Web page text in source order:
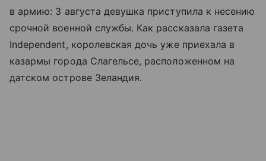
в армию: 3 августа девушка приступила к несению
срочной военной службы. Как рассказала газета
Independent, королевская дочь уже приехала в
казармы города Слагельсе, расположенном на
датском острове Зеландия.